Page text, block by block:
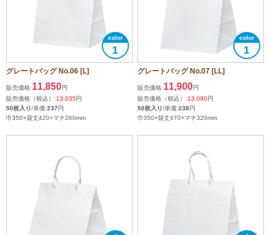
1
グレートバッグ No.06 [L]
販売価格:11,850円
販売価格（税込）:13,035円
50枚入り/単価:237円
巾350×袋丈420×マチ260mm
1
グレートバッグ No.07 [LL]
販売価格:11,900円
販売価格（税込）:13,090円
50枚入り/単価:238円
巾350×袋丈470×マチ320mm